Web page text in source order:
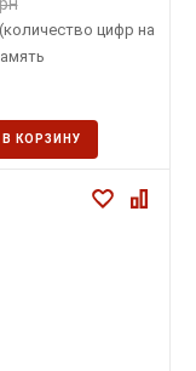
цифр на
В КОРЗИНУ